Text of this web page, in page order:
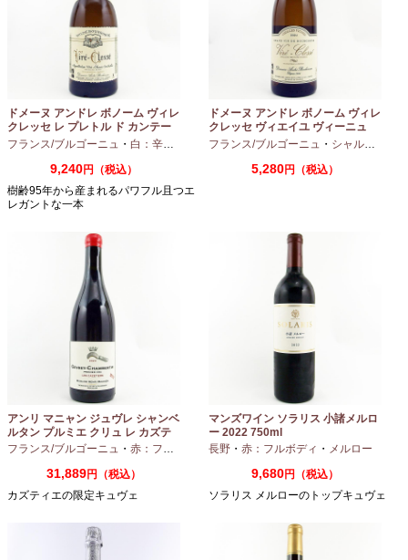
ドメーヌ アンドレ ボノーム ヴィレ
クレッセ レ プレトル ド カンテー
ヌ 2023 750ml
フランス/ブルゴーニュ ・ 白：辛口 シャルドネ
9,240円（税込）
樹齢95年から産まれるパワフル且つエ
レガントな一本
ドメーヌ アンドレ ボノーム ヴィレ
クレッセ ヴィエイユ ヴィーニュ
2024 750ml
フランス/ブルゴーニュ ・ シャルドネ
5,280円（税込）
アンリ マニャン ジュヴレ シャンベ
ルタン プルミエ クリュ レ カズテ
ィエ エルバージュ 24 モワ 2023
フランス/ブルゴーニュ ・ 赤：フルボディ ・ピノノワール
31,889円（税込）
カズティエの限定キュヴェ
マンズワイン ソラリス 小諸メルロ
ー 2022 750ml
長野 ・ 赤：フルボディ ・ メルロー
9,680円（税込）
ソラリス メルローのトップキュヴェ